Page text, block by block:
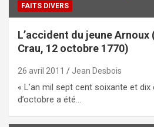
FAITS DIVERS
L’accident du jeune
Crau, 12 octobre 1770)
26 avril 2011 Jean Desbois
« L’an mil sept cent soixante et
d’octobre a été…